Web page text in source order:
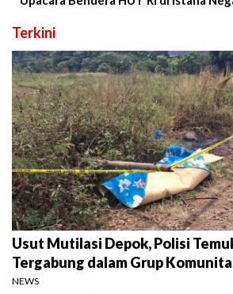
Terkini
Usut Mutilasi Depok, Polisi
Tergabung dalam Grup
NEWS